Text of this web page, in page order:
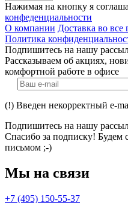
Нажимая на кнопку я
конфеденциальности
О компании Доставка во все
Политика
Подпишитесь на нашу
Рассказываем об акциях,
комфортной работе в офисе
(!) Введен некорректный e-
Подпишитесь на нашу
Спасибо за подписку! Будем
письмом ;-)
Мы на связи
+7 (495) 150-55-37